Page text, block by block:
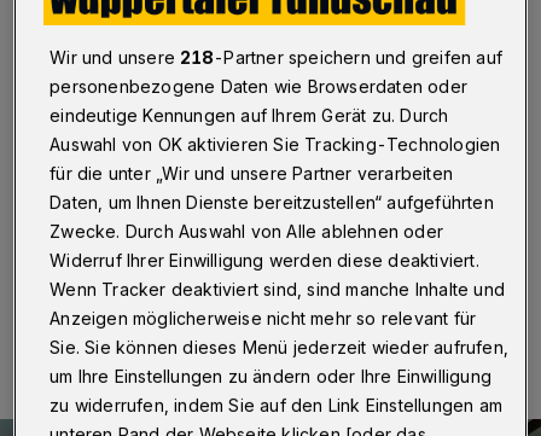
Wuppertal·Wegen der Corona-Krise müssen auch
die städtischen Bäder noch mindestens bis Anfang Mai
geschlossen bleiben. Um die Zeit der Schließung
sinnvoll zu nutzen, zieht das Sport- und Bäderamt die
jährlichen Wartungsarbeiten in der Schwimmoper, dem
Gartenhallenbad Langerfeld und dem Stadtbad
Uellendahl kurzfristig vor.
17.04.2020 , 13:34 Uhr Eine Minute Lesezeit
Wir und unsere 218-Partner speichern und greifen auf
personenbezogene Daten wie Browserdaten oder
eindeutige Kennungen auf Ihrem Gerät zu. Durch
Auswahl von OK aktivieren Sie Tracking-Technologien
für die unter „Wir und unsere Partner verarbeiten
Daten, um Ihnen Dienste bereitzustellen“ aufgeführten
Zwecke. Durch Auswahl von Alle ablehnen oder
Widerruf Ihrer Einwilligung werden diese deaktiviert.
Wenn Tracker deaktiviert sind, sind manche Inhalte und
Anzeigen möglicherweise nicht mehr so relevant für
Sie. Sie können dieses Menü jederzeit wieder aufrufen,
um Ihre Einstellungen zu ändern oder Ihre Einwilligung
zu widerrufen, indem Sie auf den Link Einstellungen am